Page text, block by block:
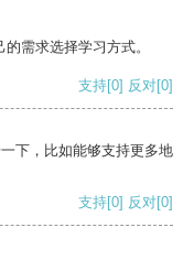
需求选择学习方式。
支持[0] 反对[0]
下，比如能够支持更多地
支持[0] 反对[0]